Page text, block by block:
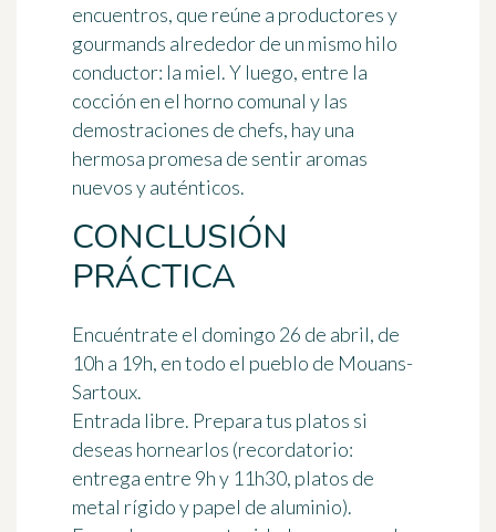
encuentros, que reúne a productores y
gourmands alrededor de un mismo hilo
conductor: la miel. Y luego, entre la
cocción en el horno comunal y las
demostraciones de chefs, hay una
hermosa promesa de sentir aromas
nuevos y auténticos.
CONCLUSIÓN
PRÁCTICA
Encuéntrate el domingo 26 de abril, de
10h a 19h, en todo el pueblo de Mouans-
Sartoux.
Entrada libre. Prepara tus platos si
deseas hornearlos (recordatorio:
entrega entre 9h y 11h30, platos de
metal rígido y papel de aluminio).